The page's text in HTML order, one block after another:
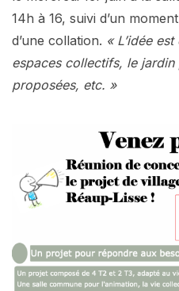
14h à 16, suivi d’un
d’une collation. « L’idée
espaces collectifs, le
proposées, etc. »